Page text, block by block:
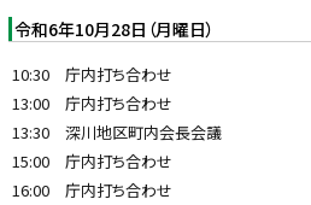
令和6年10月28日（月曜日）
10:30 庁内打ち合わせ
13:00 庁内打ち合わせ
13:30 深川地区町内会長会議
15:00 庁内打ち合わせ
16:00 庁内打ち合わせ